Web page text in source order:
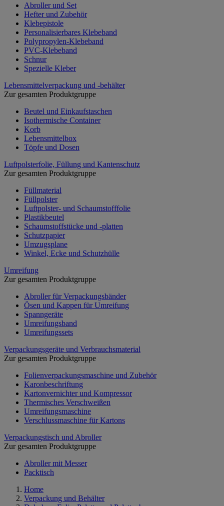
Abroller und Set
Hefter und Zubehör
Klebepistole
Personalisierbares Klebeband
Polypropylen-Klebeband
PVC-Klebeband
Schnur
Spezielle Kleber
Lebensmittelverpackung und -behälter
Zur gesamten Produktgruppe
Beutel und Einkaufstaschen
Isothermische Container
Korb
Lebensmittelbox
Töpfe und Dosen
Luftpolsterfolie, Füllung und Kantenschutz
Zur gesamten Produktgruppe
Füllmaterial
Füllpolster
Luftpolster- und Schaumstofffolie
Plastikbeutel
Schaumstoffstücke und -platten
Schutzpapier
Umzugsplane
Winkel, Ecke und Schutzhülle
Umreifung
Zur gesamten Produktgruppe
Abroller für Verpackungsbänder
Ösen und Kappen für Umreifung
Spanngeräte
Umreifungsband
Umreifungssets
Verpackungsgeräte und Verbrauchsmaterial
Zur gesamten Produktgruppe
Folienverpackungsmaschine und Zubehör
Karonbeschriftung
Kartonvernichter und Kompressor
Thermisches Verschweißen
Umreifungsmaschine
Verschlussmaschine für Kartons
Verpackungstisch und Abroller
Zur gesamten Produktgruppe
Abroller mit Messer
Packtisch
Home
Verpackung und Behälter